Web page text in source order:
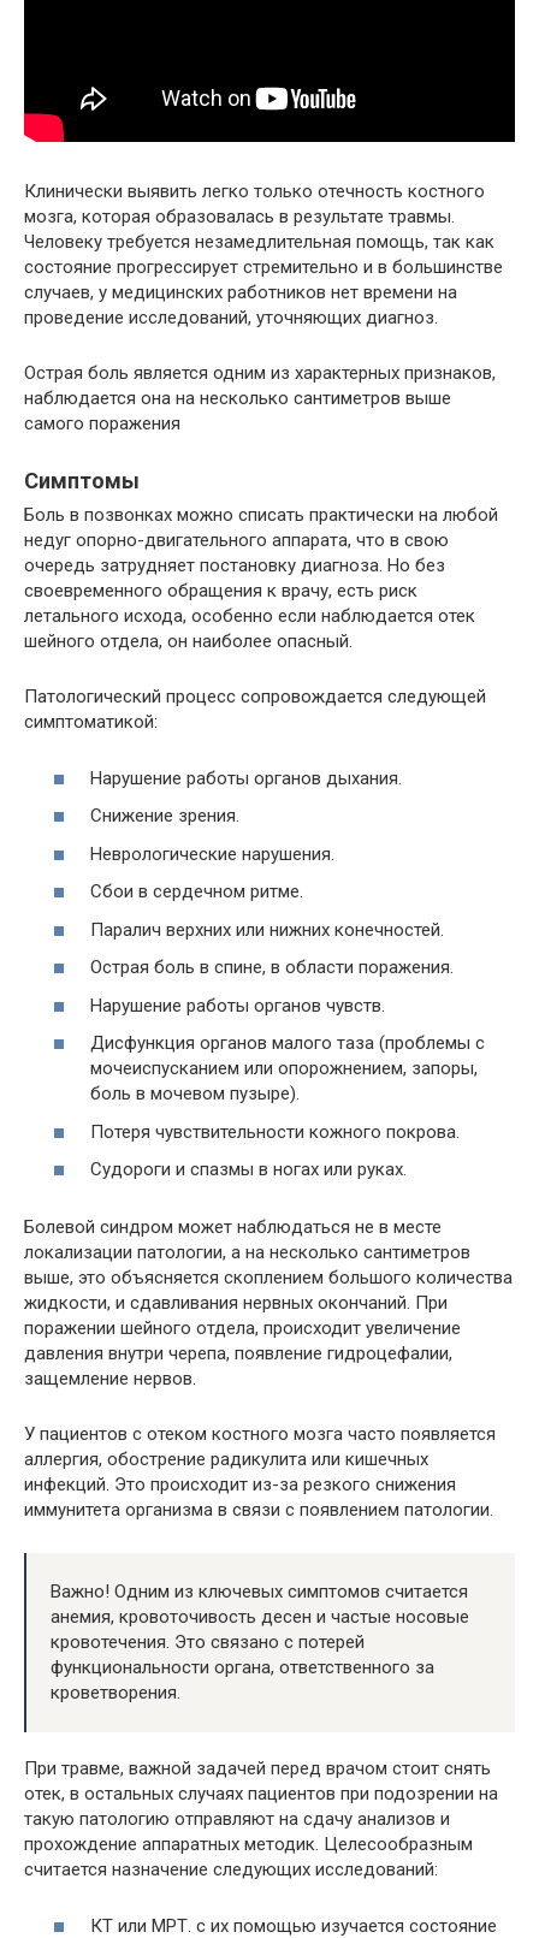
Клинически выявить легко только отечность костного
мозга, которая образовалась в результате травмы.
Человеку требуется незамедлительная помощь, так как
состояние прогрессирует стремительно и в большинстве
случаев, у медицинских работников нет времени на
проведение исследований, уточняющих диагноз.
Острая боль является одним из характерных признаков,
наблюдается она на несколько сантиметров выше
самого поражения
Симптомы
Боль в позвонках можно списать практически на любой
недуг опорно-двигательного аппарата, что в свою
очередь затрудняет постановку диагноза. Но без
своевременного обращения к врачу, есть риск
летального исхода, особенно если наблюдается отек
шейного отдела, он наиболее опасный.
Патологический процесс сопровождается следующей
симптоматикой:
Нарушение работы органов дыхания.
Снижение зрения.
Неврологические нарушения.
Сбои в сердечном ритме.
Паралич верхних или нижних конечностей.
Острая боль в спине, в области поражения.
Нарушение работы органов чувств.
Дисфункция органов малого таза (проблемы с
мочеиспусканием или опорожнением, запоры,
боль в мочевом пузыре).
Потеря чувствительности кожного покрова.
Судороги и спазмы в ногах или руках.
Болевой синдром может наблюдаться не в месте
локализации патологии, а на несколько сантиметров
выше, это объясняется скоплением большого количества
жидкости, и сдавливания нервных окончаний. При
поражении шейного отдела, происходит увеличение
давления внутри черепа, появление гидроцефалии,
защемление нервов.
У пациентов с отеком костного мозга часто появляется
аллергия, обострение радикулита или кишечных
инфекций. Это происходит из-за резкого снижения
иммунитета организма в связи с появлением патологии.
Важно! Одним из ключевых симптомов считается
анемия, кровоточивость десен и частые носовые
кровотечения. Это связано с потерей
функциональности органа, ответственного за
кроветворения.
При травме, важной задачей перед врачом стоит снять
отек, в остальных случаях пациентов при подозрении на
такую патологию отправляют на сдачу анализов и
прохождение аппаратных методик. Целесообразным
считается назначение следующих исследований:
КТ или МРТ. с их помощью изучается состояние